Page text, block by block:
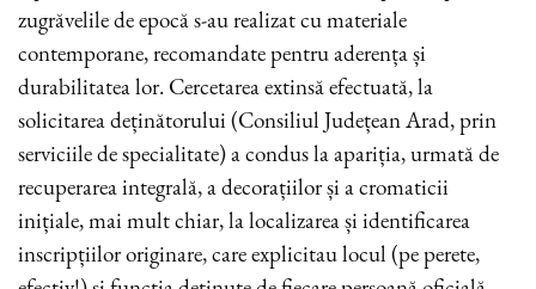
zugrăvelile de epocă s-au realizat cu materiale
contemporane, recomandate pentru aderența și
durabilitatea lor. Cercetarea extinsă efectuată, la
solicitarea deținătorului (Consiliul Județean Arad, prin
serviciile de specialitate) a condus la apariția, urmată de
recuperarea integrală, a decorațiilor și a cromaticii
inițiale, mai mult chiar, la localizarea și identificarea
inscripțiilor originare, care explicitau locul (pe perete,